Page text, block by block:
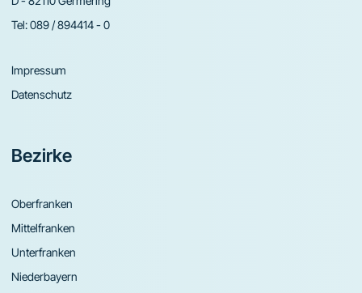
Tel:089 / 894414 - 0
Impressum
Datenschutz
Bezirke
Oberfranken
Mittelfranken
Unterfranken
Niederbayern